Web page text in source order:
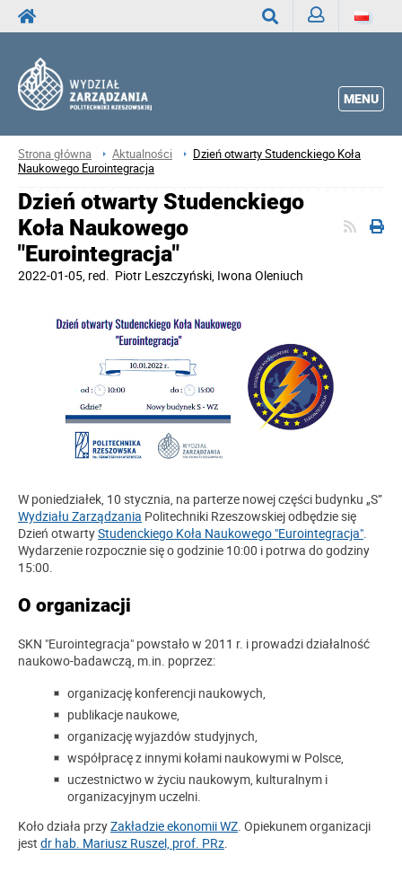
MENU
Strona główna Aktualności
Dzień otwarty Studenckiego Koła
Naukowego Eurointegracja
Dzień otwarty Studenckiego
Koła Naukowego
"Eurointegracja"
2022-01-05, red. Piotr Leszczyński, Iwona Oleniuch
W poniedziałek, 10 stycznia, na parterze nowej części budynku „S”
Wydziału Zarządzania Politechniki Rzeszowskiej odbędzie się
Dzień otwartyStudenckiego Koła Naukowego "Eurointegracja"
Wydarzenie rozpocznie się o godzinie 10:00 i potrwa do godziny
15:00.
O organizacji
SKN "Eurointegracja" powstało w 2011 r. i prowadzi działalność
naukowo-badawczą, m.in. poprzez:
organizację konferencji naukowych,
publikacje naukowe,
organizację wyjazdów studyjnych,
współpracę z innymi kołami naukowymi w Polsce,
uczestnictwo w życiu naukowym, kulturalnym i
organizacyjnym uczelni.
Koło działa przyZakładzie ekonomii WZ . Opiekunem organizacji
jest dr hab. Mariusz Ruszel, prof. PRz